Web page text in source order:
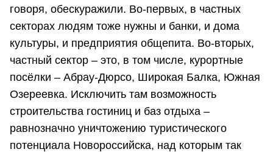
говоря, обескуражили. Во-первых, в частных
секторах людям тоже нужны и банки, и дома
культуры, и предприятия общепита. Во-вторых,
частный сектор – это, в том числе, курортные
посёлки – Абрау-Дюрсо, Широкая Балка, Южная
Озереевка. Исключить там возможность
строительства гостиниц и баз отдыха –
равнозначно уничтожению туристического
потенциала Новороссийска, над которым так